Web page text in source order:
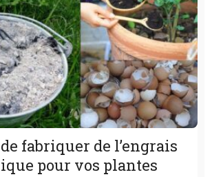
fabriquer de l’engrais
pour vos plantes